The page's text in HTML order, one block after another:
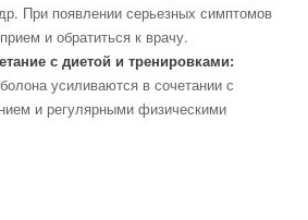
При появлении серьезных симптомов
и обратиться к врачу.
с диетой и тренировками:
усиливаются в сочетании с
и регулярными физическими